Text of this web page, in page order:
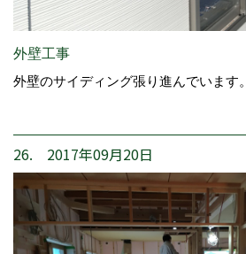
外壁工事
外壁のサイディング張り進んでいます。
26. 2017年09月20日